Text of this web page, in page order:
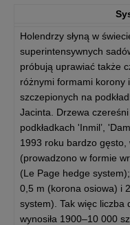
Holendrzy słyną w
superintensywnych
próbują uprawiać także
różnymi formami korony
szczepionych na
Jacinta. Drzewa
podkładkach 'Inmil’,
1993 roku bardzo
(prowadzono w formie
(Le Page hedge
0,5 m (korona osiowa) i
system). Tak więc liczba
wynosiła 1900–10 000